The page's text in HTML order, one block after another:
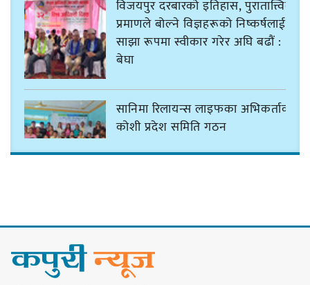
विजयपुर दरबारको इतिहास, पुरातात्त्विक
प्रमाणले बोल्ने विज्ञहरूको निष्कर्षलाई
साझा रूपमा स्वीकार गरेर अघि बढौं :
बेघा
सानिमा रिलायन्स लाइफका अभिकर्ताको
कोशी प्रदेश समिति गठन
फाइभस्टारको सुविधा